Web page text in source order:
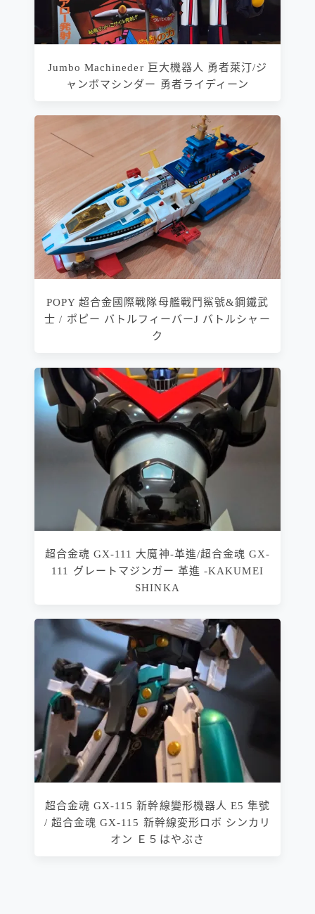
Jumbo Machineder 巨大機器人 勇者萊汀/ジ
ャンボマシンダー 勇者ライディーン
POPY 超合金國際戰隊母艦戰鬥鯊號&鋼鐵武
士 / ポピー バトルフィーバーJ バトルシャー
ク
超合金魂 GX-111 大魔神-革進/超合金魂 GX-
111 グレートマジンガー 革進 -KAKUMEI
SHINKA
超合金魂 GX-115 新幹線變形機器人 E5 隼號
/ 超合金魂 GX-115 新幹線変形ロボ シンカリ
オン Ｅ５はやぶさ